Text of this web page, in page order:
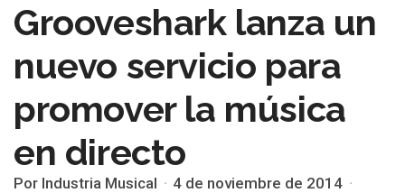
Grooveshark lanza un
nuevo servicio para
promover la música
en directo
Por Industria Musical 4 de noviembre de 2014